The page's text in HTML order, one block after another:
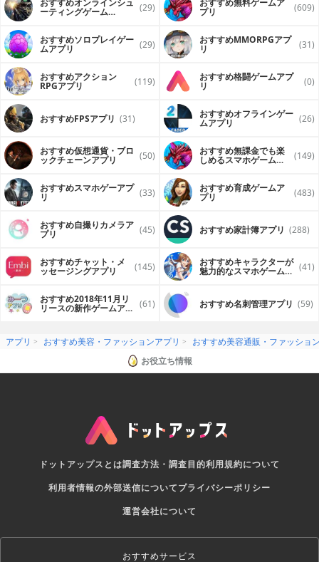
おすすめオンラインシュ
ーティングゲーム (29) おすすめ無料ゲームア
プリ (609)
おすすめソロプレイゲー
ムアプリ (29) おすすめ MMORPGアプ
リ (31)
おすすめアクション
RPGアプリ (119) おすすめ格闘ゲームアプ
リ (0)
おすすめFPSアプリ (31) おすすめオフラインゲー
ムアプリ (26)
おすすめ仮想通貨・ブロ
ックチェーンアプリ (50) おすすめ無課金でも楽
しめるスマホゲームア (149)
おすすめスマホゲーアプ
リ (33) おすすめ育成ゲームア
プリ (483)
おすすめ自撮りカメラア
プリ (45) おすすめ家計簿アプリ (288)
おすすめチャット・メ
ッセージングアプリ (145) おすすめキャラクターが
魅力的なスマホゲームア (41)
おすすめ2018年11月リ
リースの新作ゲームアプ (61) おすすめ名刺管理アプリ (59)
アプリ おすすめ美容・ファッションアプリ
おすすめ美容通販・ファッショ
お役立ち情報
ドットアップスとは調査方法・調査目的利用規約について
利用者情報の外部送信についてプライバシーポリシー
運営会社について
おすすめサービス